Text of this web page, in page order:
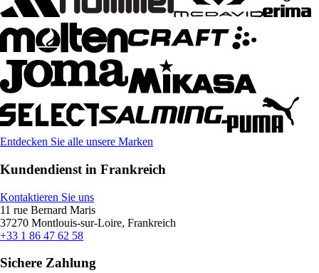
Entdecken Sie alle unsere Marken
Kundendienst in Frankreich
Kontaktieren Sie uns
11 rue Bernard Maris
37270 Montlouis-sur-Loire, Frankreich
+33 1 86 47 62 58
Sichere Zahlung